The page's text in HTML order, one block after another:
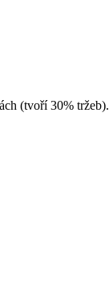
(tvoří 30% tržeb).